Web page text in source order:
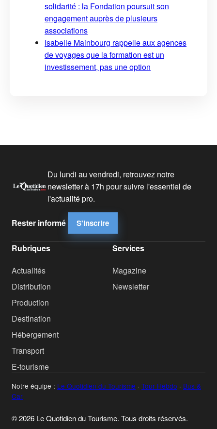
solidarité : la Fondation poursuit son
engagement auprès de plusieurs
associations
Isabelle Mainbourg rappelle aux agences
de voyages que la formation est un
investissement, pas une option
Du lundi au vendredi, retrouvez notre
newsletter à 17h pour suivre l'essentiel de
l'actualité pro.
Rester informé S'inscrire
Rubriques
Actualités
Distribution
Production
Destination
Hébergement
Transport
E-tourisme
Services
Magazine
Newsletter
Notre équipe : Le Quotidien du Tourisme · Tour Hebdo · Bus &
Car
© 2026 Le Quotidien du Tourisme. Tous droits réservés.